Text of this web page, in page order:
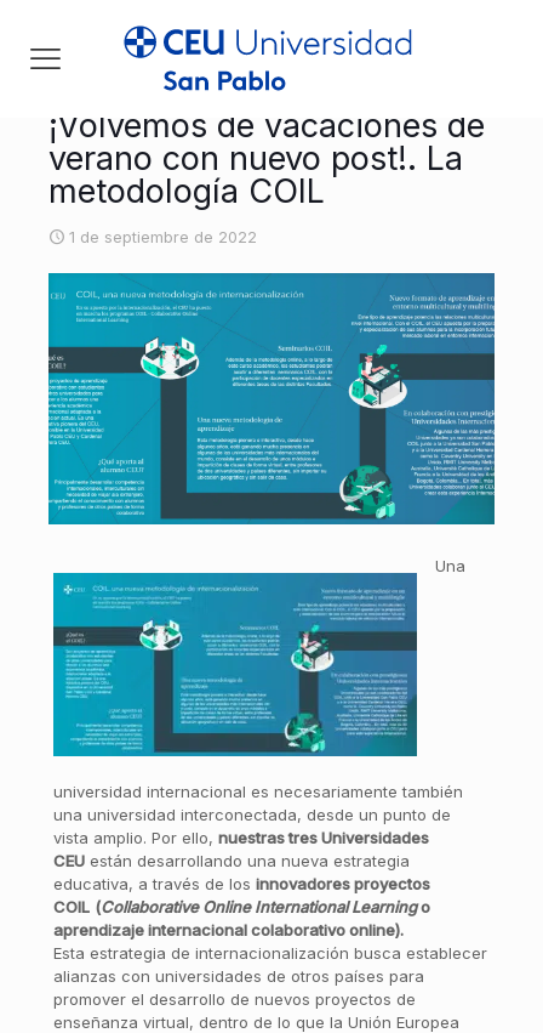
¡Volvemos de vacaciones de
verano con nuevo post!. La
metodología COIL
1 de septiembre de 2022
Una
universidad internacional es necesariamente también
una universidad interconectada, desde un punto de
vista amplio. Por ello, nuestras tres Universidades
CEUestán desarrollando una nueva estrategia
educativa, a través de los innovadores proyectos
COIL (Collaborative Online International Learningo
aprendizaje internacional colaborativo online).
Esta estrategia de internacionalización busca establecer
alianzas con universidades de otros países para
promover el desarrollo de nuevos proyectos de
enseñanza virtual, dentro de lo que la Unión Europea